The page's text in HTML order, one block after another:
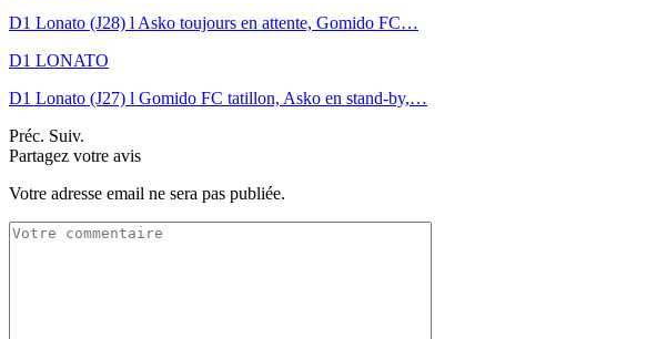
D1 Lonato (J28) l Asko toujours en attente, Gomido FC…
D1 LONATO
D1 Lonato (J27) l Gomido FC tatillon, Asko en stand-by,…
Préc. Suiv.
Partagez votre avis
Votre adresse email ne sera pas publiée.